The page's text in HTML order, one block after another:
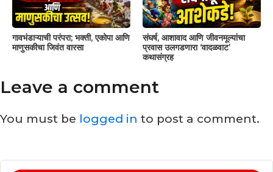
गावभंडाऱ्याची परंपरा; भक्ती, एकोपा आणि
माणुसकीचा जिवंत वारसा
संघर्ष, आशावाद आणि जीवनमूल्यांचा
प्रवास उलगडणारा ‘वादळवाट’
कथासंग्रह
Leave a comment
You must be logged in to post a comment.